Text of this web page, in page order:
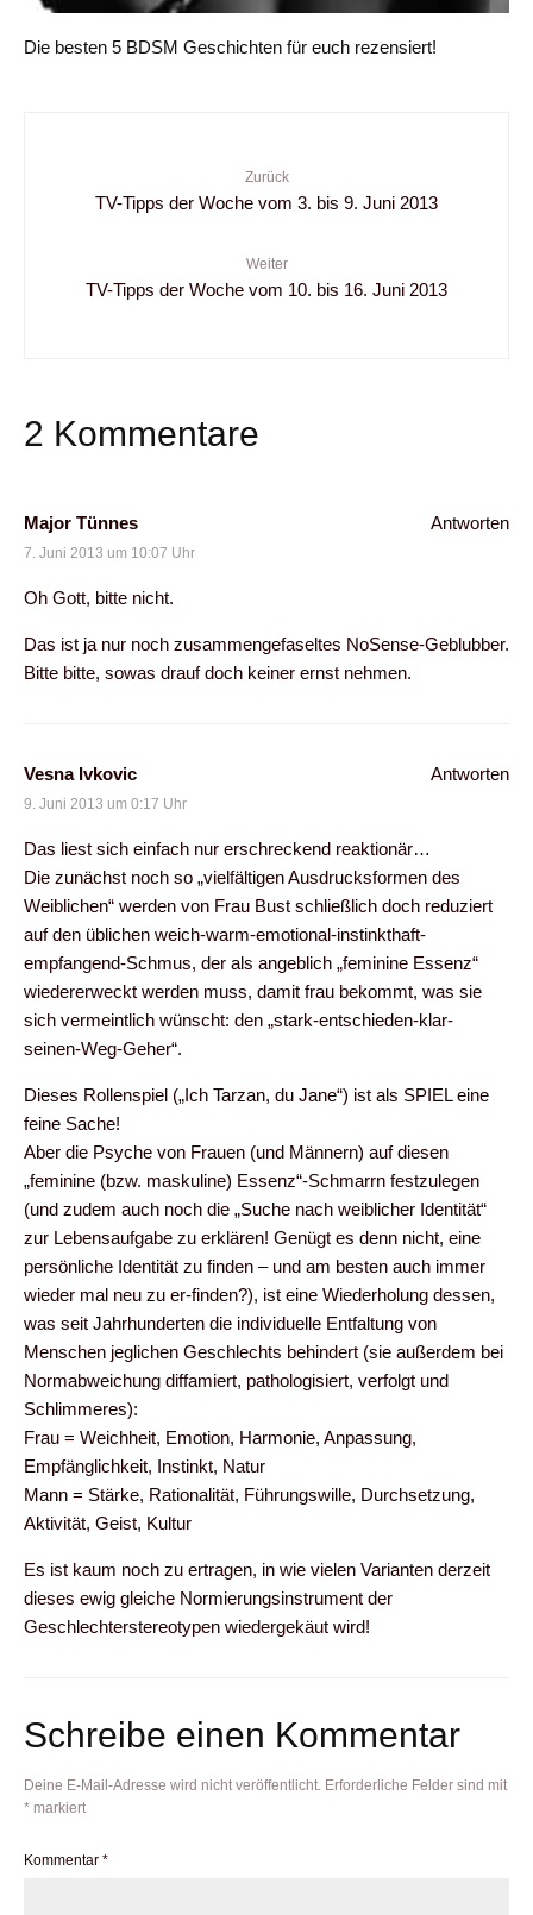
Die besten 5 BDSM Geschichten für euch rezensiert!
Zurück
TV-Tipps der Woche vom 3. bis 9. Juni 2013
Weiter
TV-Tipps der Woche vom 10. bis 16. Juni 2013
2 Kommentare
Major Tünnes
7. Juni 2013 um 10:07 Uhr
Oh Gott, bitte nicht.
Das ist ja nur noch zusammengefaseltes NoSense-Geblubber.
Bitte bitte, sowas drauf doch keiner ernst nehmen.
Antworten
Vesna Ivkovic
9. Juni 2013 um 0:17 Uhr
Das liest sich einfach nur erschreckend reaktionär…
Die zunächst noch so „vielfältigen Ausdrucksformen des
Weiblichen“ werden von Frau Bust schließlich doch reduziert
auf den üblichen weich-warm-emotional-instinkthaft-
empfangend-Schmus, der als angeblich „feminine Essenz“
wiedererweckt werden muss, damit frau bekommt, was sie
sich vermeintlich wünscht: den „stark-entschieden-klar-
seinen-Weg-Geher“.
Dieses Rollenspiel („Ich Tarzan, du Jane“) ist als SPIEL eine
feine Sache!
Aber die Psyche von Frauen (und Männern) auf diesen
„feminine (bzw. maskuline) Essenz“-Schmarrn festzulegen
(und zudem auch noch die „Suche nach weiblicher Identität“
zur Lebensaufgabe zu erklären! Genügt es denn nicht, eine
persönliche Identität zu finden – und am besten auch immer
wieder mal neu zu er-finden?), ist eine Wiederholung dessen,
was seit Jahrhunderten die individuelle Entfaltung von
Menschen jeglichen Geschlechts behindert (sie außerdem bei
Normabweichung diffamiert, pathologisiert, verfolgt und
Schlimmeres):
Frau = Weichheit, Emotion, Harmonie, Anpassung,
Empfänglichkeit, Instinkt, Natur
Mann = Stärke, Rationalität, Führungswille, Durchsetzung,
Aktivität, Geist, Kultur
Es ist kaum noch zu ertragen, in wie vielen Varianten derzeit
dieses ewig gleiche Normierungsinstrument der
Geschlechterstereotypen wiedergekäut wird!
Antworten
Schreibe einen Kommentar
Deine E-Mail-Adresse wird nicht veröffentlicht. Erforderliche Felder sind mit
* markiert
Kommentar *